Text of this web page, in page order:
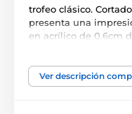
trofeo clásico.
presenta una
en acrílico de 0.6cm
El premio también
grabada de forma
Ver descripción